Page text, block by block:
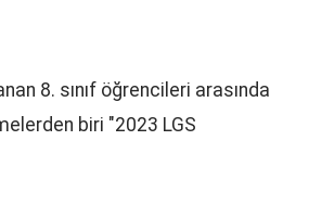
8. sınıf öğrencileri arasında
biri "2023 LGS